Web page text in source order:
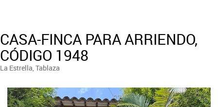
CASA-FINCA PARA ARRIENDO,
CÓDIGO 1948
La Estrella, Tablaza